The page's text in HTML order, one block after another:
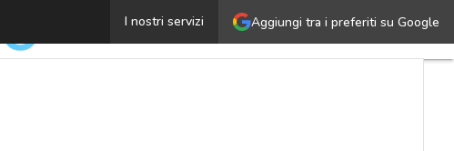
Aggiungi tra i preferiti su Google
I nostri servizi
Come calcolare il ROSI: metriche e modelli finanziari